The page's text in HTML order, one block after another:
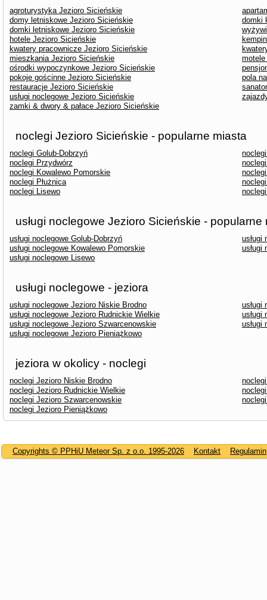
agroturystyka Jezioro Sicieńskie
domy letniskowe Jezioro Sicieńskie
domki
domki letniskowe Jezioro Sicieńskie
hotele Jezioro Sicieńskie
kwatery pracownicze Jezioro Sicieńskie
mieszkania Jezioro Sicieńskie
ośrodki wypoczynkowe Jezioro Sicieńskie
pokoje gościnne Jezioro Sicieńskie
pola
restauracje Jezioro Sicieńskie
usługi noclegowe Jezioro Sicieńskie
zamki & dwory & pałace Jezioro Sicieńskie
noclegi Jezioro Sicieńskie - popularne miasta
noclegi Golub-Dobrzyń
noclegi Przydwórz
noclegi Kowalewo Pomorskie
noclegi Płużnica
noclegi Lisewo
usługi noclegowe Jezioro Sicieńskie - popularne
usługi noclegowe Golub-Dobrzyń
usługi
usługi noclegowe Kowalewo Pomorskie
usługi
usługi noclegowe Lisewo
usługi noclegowe - jeziora
usługi noclegowe Jezioro Niskie Brodno
usługi
usługi noclegowe Jezioro Rudnickie Wielkie
usługi
usługi noclegowe Jezioro Szwarcenowskie
usługi
usługi noclegowe Jezioro Pieniążkowo
jeziora w okolicy - noclegi
noclegi Jezioro Niskie Brodno
noclegi Jezioro Rudnickie Wielkie
noclegi Jezioro Szwarcenowskie
noclegi Jezioro Pieniążkowo
Copyrights © PPHiU Meteor Sp. z o.o. 1995-2026 Kontakt Regulamin